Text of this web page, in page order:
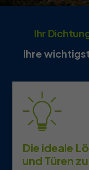
Ihr
Ihre
Die ideale
und Türen